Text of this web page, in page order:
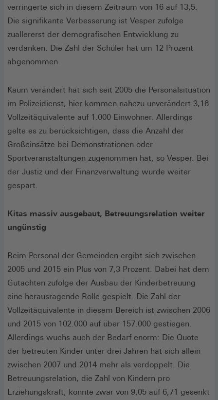
verringerte sich in diesem Zeitraum von 16 auf 13,5.
Die signifikante Verbesserung ist Vesper zufolge
zuallererst der demografischen Entwicklung zu
verdanken: Die Zahl der Schüler hat um 12 Prozent
abgenommen.
Kaum verändert hat sich seit 2005 die Personalsituation
im Polizeidienst, hier kommen nahezu unverändert 3,16
Vollzeitäquivalente auf 1.000 Einwohner. Allerdings
gelte es zu berücksichtigen, dass die Anzahl der
Großeinsätze bei Demonstrationen oder
Sportveranstaltungen zugenommen hat, so Vesper. Bei
der Justiz und der Finanzverwaltung wurde weiter
gespart.
Kitas massiv ausgebaut, Betreuungsrelation weiter
ungünstig
Beim Personal der Gemeinden ergibt sich zwischen
2005 und 2015 ein Plus von 7,3 Prozent. Dabei hat dem
Gutachten zufolge der Ausbau der Kinderbetreuung
eine herausragende Rolle gespielt. Die Zahl der
Vollzeitäquivalente in diesem Bereich ist zwischen 2006
und 2015 von 102.000 auf über 157.000 gestiegen.
Allerdings wuchs auch der Bedarf enorm: Die Quote
der betreuten Kinder unter drei Jahren hat sich allein
zwischen 2007 und 2014 mehr als verdoppelt. Die
Betreuungsrelation, die Zahl von Kindern pro
Erziehungskraft, konnte zwar von 9,05 auf 6,71 gesenkt